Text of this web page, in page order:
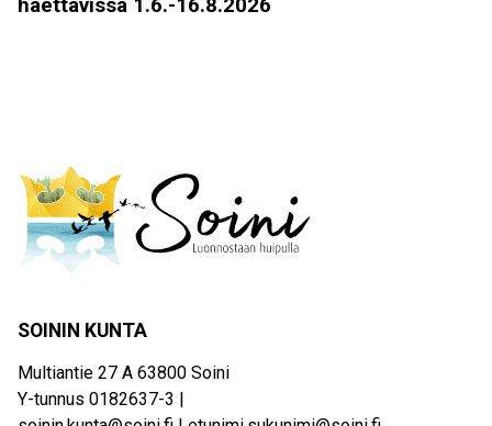
haettavissa 1.6.-16.8.2026
SOININ KUNTA
Multiantie 27 A 63800 Soini
Y-tunnus 0182637-3 |